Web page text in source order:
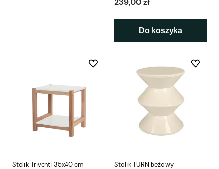
239,00 zł
Do koszyka
Stolik Triventi 35x40 cm
Do ulubionych
Stolik TURN beżowy
Do